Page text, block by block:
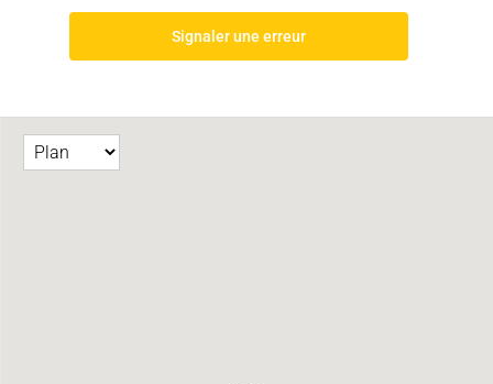
Signaler une erreur